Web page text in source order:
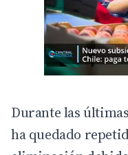
Durante las
ha quedado